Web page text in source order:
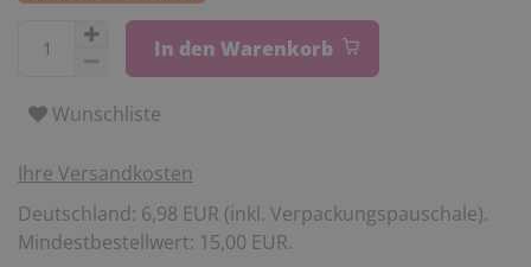
In den Warenkorb
Wunschliste
Ihre Versandkosten
Deutschland: 6,98 EUR (inkl. Verpackungspauschale).
Mindestbestellwert: 15,00 EUR.